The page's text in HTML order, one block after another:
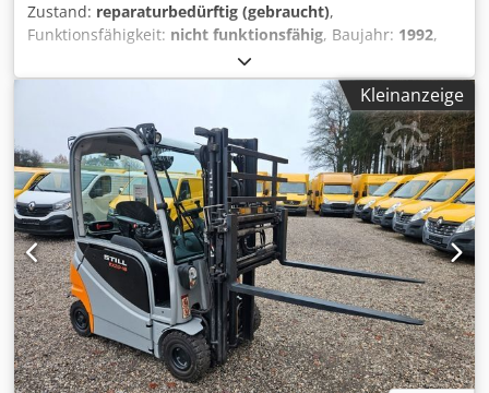
Zustand: reparaturbedürftig (gebraucht),
Funktionsfähigkeit: nicht funktionsfähig, Baujahr: 1992,
, Tragkraft:
6’000 mm, Kraftstofftyp:elektrisch, Batteriekapazität:900
, Batteriegewicht: 745 kg,
Leergewicht:2’423 kg , Farbe:
, Wir bieten diesen
reparaturbedürftigen Jungheinrich EFG D 12,5 6E 115-510
02 Frontstapler, Baujahr 1992, an. Batterie defekt -
1ansonsten funktionstüchtig. Es wird keine
Gewährleistung übernommen. Hersteller: Jungheinrich
Modell: EFG D 12,5 6E 115-510 02 Baujahr: 1992 Zustand:
reparaturbedürftig Djdszr Rwnjpfx Alyokr Kategorie-ID: 798
Typ-ID: 4101 Typ: Frontstapler Wenn Sie Rückfragen haben
oder mehr Informationen benötigen, schreiben Sie uns
gerne eine Nachricht oder rufen uns an.
Kleinanzeige